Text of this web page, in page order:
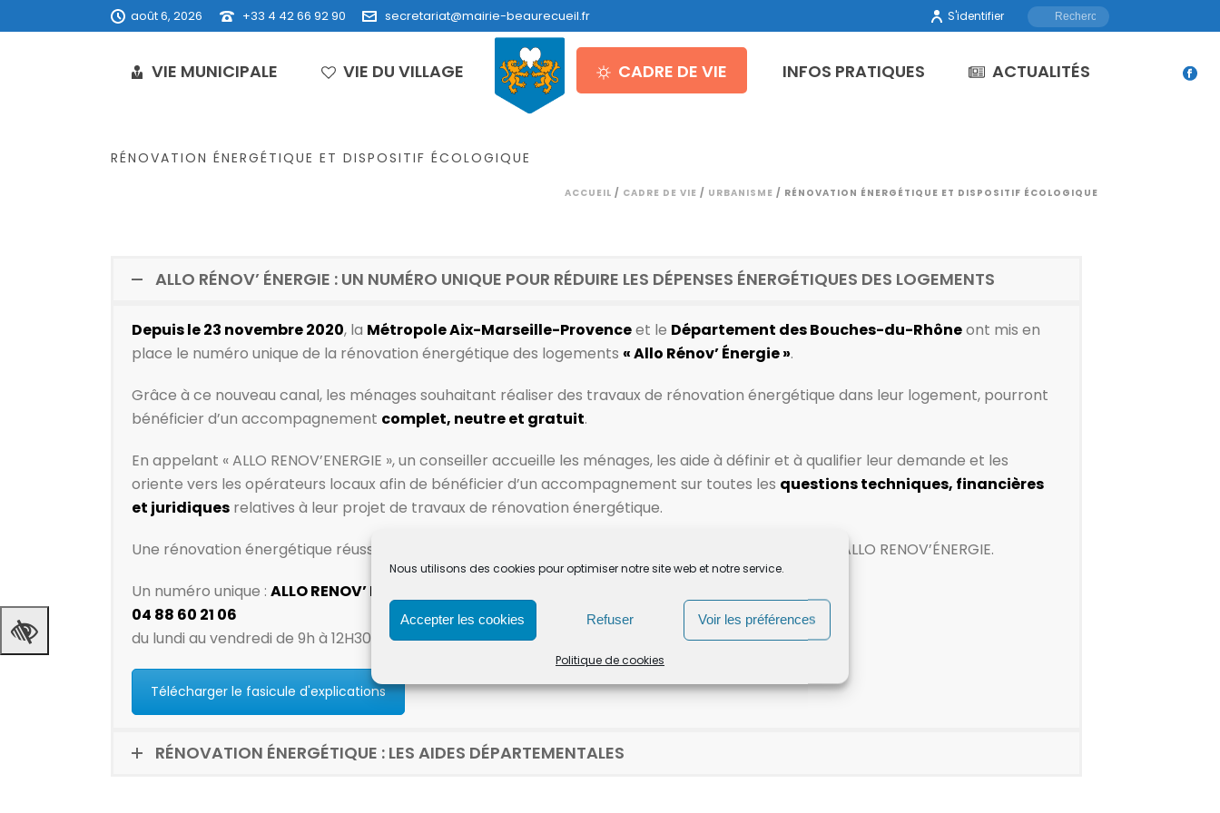
Nous utilisons des cookies pour optimiser notre site web et notre service.
Accepter les cookies Refuser Voir les préférences
Politique de cookies
août 6, 2026 +33 4 42 66 92 90 secretariat@mairie-beaurecueil.fr S'identifier
VIE MUNICIPALE VIE DU VILLAGE CADRE DE VIE INFOS PRATIQUES ACTUALITÉS
RÉNOVATION ÉNERGÉTIQUE ET DISPOSITIF ÉCOLOGIQUE
ACCUEIL / CADRE DE VIE / URBANISME / RÉNOVATION ÉNERGÉTIQUE ET DISPOSITIF ÉCOLOGIQUE
ALLO RÉNOV’ ÉNERGIE : UN NUMÉRO UNIQUE POUR RÉDUIRE LES DÉPENSES ÉNERGÉTIQUES DES LOGEMENTS
Depuis le 23 novembre 2020, la Métropole Aix-Marseille-Provenceet le Département des Bouches-du-Rhôneont mis en
place le numéro unique de la rénovation énergétique des logements « Allo Rénov’ Énergie ».
Grâce à ce nouveau canal, les ménages souhaitant réaliser des travaux de rénovation énergétique dans leur logement, pourront
bénéficier d’un accompagnement complet, neutre et gratuit.
En appelant « ALLO RENOV’ENERGIE », un conseiller accueille les ménages, les aide à définir et à qualifier leur demande et les
oriente vers les opérateurs locaux afin de bénéficier d’un accompagnement sur toutes les questions techniques, financières
et juridiques relatives à leur projet de travaux de rénovation énergétique.
Une rénovation énergétique réussie doit s’attacher à envisager tous ces aspects. C’est l’ambition d’ALLO RENOV’ÉNERGIE.
Un numéro unique : ALLO RENOV’ ENERGIE
04 88 60 21 06
du lundi au vendredi de 9h à 12H30 et de 14h à 17h30.
Télécharger le fasicule d'explications
RÉNOVATION ÉNERGÉTIQUE : LES AIDES DÉPARTEMENTALES